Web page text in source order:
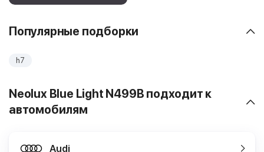
Популярные подборки
h7
Neolux Blue Light N499B подходит к
автомобилям
Audi